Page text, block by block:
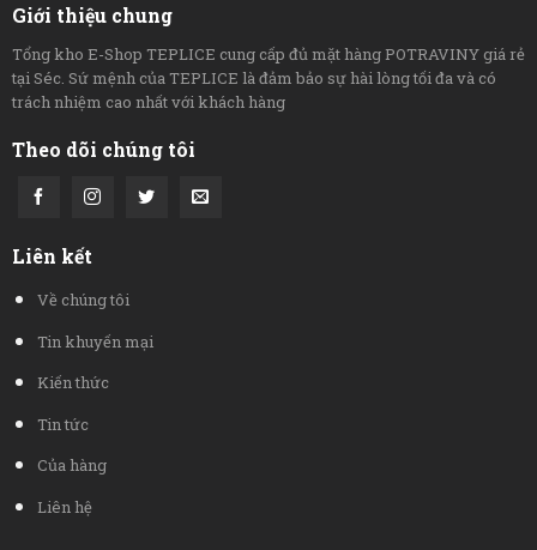
Giới thiệu chung
Tổng kho E-Shop TEPLICE cung cấp đủ mặt hàng POTRAVINY giá rẻ
tại Séc. Sứ mệnh của TEPLICE là đảm bảo sự hài lòng tối đa và có
trách nhiệm cao nhất với khách hàng
Theo dõi chúng tôi
Liên kết
Về chúng tôi
Tin khuyến mại
Kiến thức
Tin tức
Của hàng
Liên hệ